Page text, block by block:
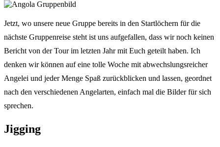
Jetzt, wo unsere neue Gruppe bereits in den Startlöchern für die
nächste Gruppenreise steht ist uns aufgefallen, dass wir noch keinen
Bericht von der Tour im letzten Jahr mit Euch geteilt haben. Ich
denken wir können auf eine tolle Woche mit abwechslungsreicher
Angelei und jeder Menge Spaß zurückblicken und lassen, geordnet
nach den verschiedenen Angelarten, einfach mal die Bilder für sich
sprechen.
Jigging